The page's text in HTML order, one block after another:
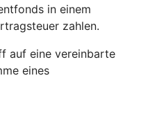
in einem
zahlen.
auf eine vereinbarte
eines